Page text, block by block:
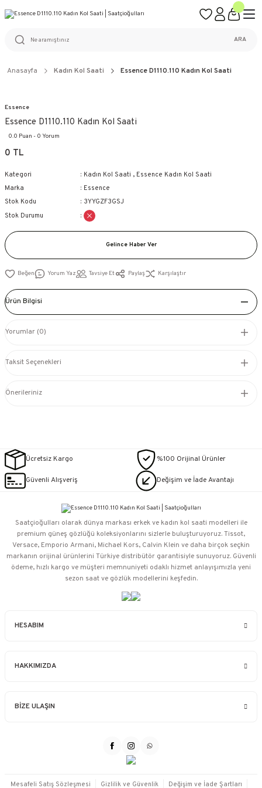
%100 ORİJİNAL ÜRÜN GARANTİSİ
ARA
Anasayfa Kadın Kol Saati Essence D1110.110 Kadın Kol Saati
Essence
Essence D1110.110 Kadın Kol Saati
0.0 Puan - 0 Yorum
0 TL
Kategori Kadın Kol Saati , Essence Kadın Kol Saati
Marka
Essence
Stok Kodu
3YYGZF3GSJ
Stok Durumu
Gelince Haber Ver
Yorum Yaz Tavsiye Et Paylaş Karşılaştır
Ürün Bilgisi
Yorumlar (0)
Taksit Seçenekleri
Önerileriniz
Ücretsiz Kargo %100 Orijinal Ürünler
Güvenli Alışveriş Değişim ve İade Avantajı
HESABIM
HAKKIMIZDA
BİZE ULAŞIN
Saatçioğulları⁠ olarak dünya markası erkek ve kadın kol saati modelleri ile
premium güneş gözlüğü koleksiyonlarını sizlerle buluşturuyoruz. Tissot,
Versace, Emporio Armani, Michael Kors, Calvin Klein ve daha birçok seçkin
markanın orijinal ürünlerini Türkiye distribütör garantisiyle sunuyoruz. Güvenli
ödeme, hızlı kargo ve müşteri memnuniyeti odaklı hizmet anlayışımızla yeni
sezon saat ve gözlük modellerini keşfedin.
Mesafeli Satış Sözleşmesi Gizlilik ve Güvenlik Değişim ve İade Şartları